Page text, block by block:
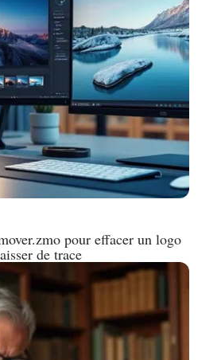
pour effacer un logo
de trace